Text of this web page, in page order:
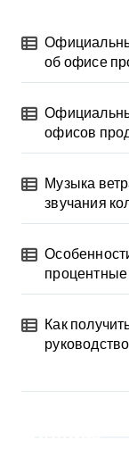
об офисе
офисов
Музыка
звучания
Как
руководство